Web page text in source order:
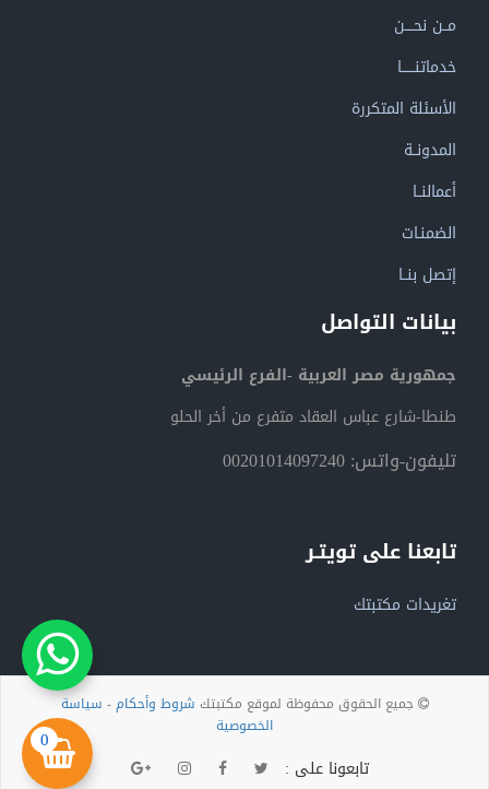
0
مــن نحــــن
خدماتنــــــا
الأسئلة المتكررة
المدونــة
أعمالنــا
الضمنـات
إتصل بنــا
بيانات التواصل
جمهورية مصر العربية -الفرع الرئيسي
طنطا-شارع عباس العقاد متفرع من أخر الحلو
تليفون-واتس: 00201014097240
تابعنا على تويتـر
تغريدات مكتبتك
جميع الحقوق محفوظة لموقع مكتبتك شروط وأحكام- سياسة
الخصوصية
تابعونا على :